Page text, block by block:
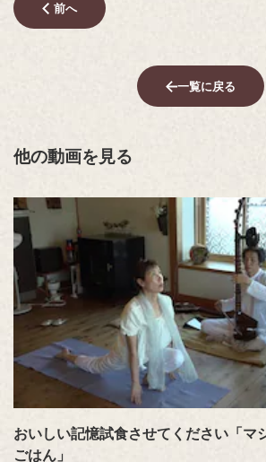
前へ
一覧に戻る
他の動画を見る
おいしい記憶試食させてください「マ
ごはん」